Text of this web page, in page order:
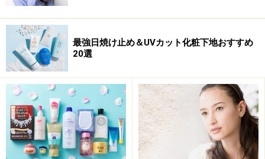
最強日焼け止め＆UVカット化粧下地おすすめ
20選